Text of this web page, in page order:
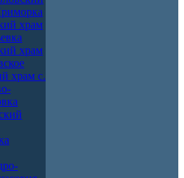
храм
храм
храм с.